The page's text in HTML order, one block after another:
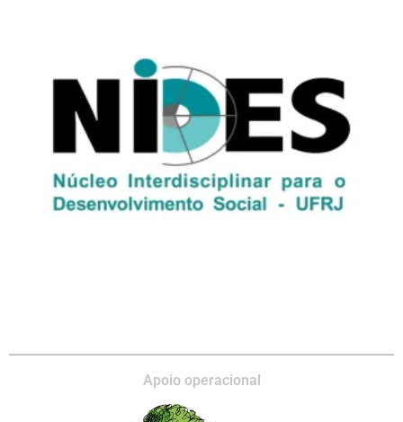
Apoio operacional